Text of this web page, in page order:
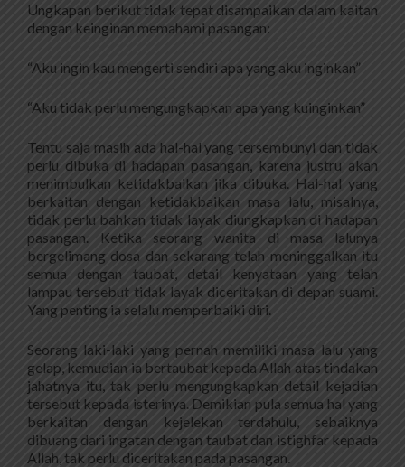
Ungkapan berikut tidak tepat disampaikan dalam kaitan
dengan keinginan memahami pasangan:
“Aku ingin kau mengerti sendiri apa yang aku inginkan”
“Aku tidak perlu mengungkapkan apa yang kuinginkan”
Tentu saja masih ada hal-hal yang tersembunyi dan tidak
perlu dibuka di hadapan pasangan, karena justru akan
menimbulkan ketidakbaikan jika dibuka. Hal-hal yang
berkaitan dengan ketidakbaikan masa lalu, misalnya,
tidak perlu bahkan tidak layak diungkapkan di hadapan
pasangan. Ketika seorang wanita di masa lalunya
bergelimang dosa dan sekarang telah meninggalkan itu
semua dengan taubat, detail kenyataan yang telah
lampau tersebut tidak layak diceritakan di depan suami.
Yang penting ia selalu memperbaiki diri.
Seorang laki-laki yang pernah memiliki masa lalu yang
gelap, kemudian ia bertaubat kepada Allah atas tindakan
jahatnya itu, tak perlu mengungkapkan detail kejadian
tersebut kepada isterinya. Demikian pula semua hal yang
berkaitan dengan kejelekan terdahulu, sebaiknya
dibuang dari ingatan dengan taubat dan istighfar kepada
Allah, tak perlu diceritakan pada pasangan.